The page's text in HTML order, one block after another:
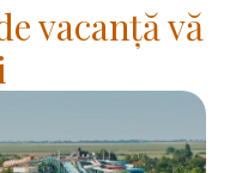
vacanță vă